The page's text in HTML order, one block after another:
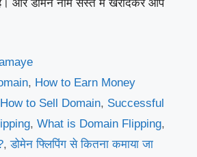
और डोमेन नाम सस्ते में खरीदकर आप
, How to Earn Money
How to Sell Domain, Successful
, What is Domain Flipping,
,डोमेन फ्लिपिंग से कितना कमाया जा